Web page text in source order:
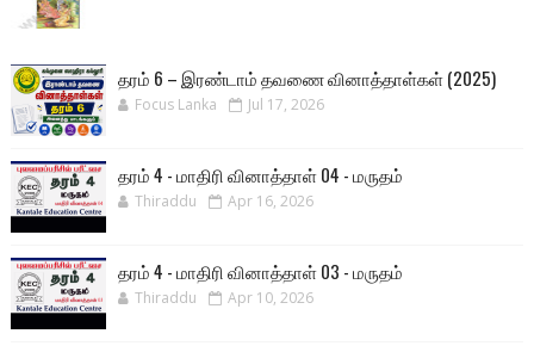
தரம் 6 – இரண்டாம் தவணை வினாத்தாள்கள் (2025)
Focus Lanka Jul 17, 2026
தரம் 4 - மாதிரி வினாத்தாள் 04 - மருதம்
Thiraddu Apr 16, 2026
தரம் 4 - மாதிரி வினாத்தாள் 03 - மருதம்
Thiraddu Apr 10, 2026